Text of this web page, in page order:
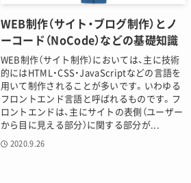
WEB制作（サイト・ブログ制作）とノ
ーコード（NoCode）などの基礎知識
WEB制作（サイト制作）においては、主に技術
的にはHTML・CSS・JavaScriptなどの言語を
用いて制作されることが多いです。いわゆる
フロントエンド言語と呼ばれるものです。フ
ロントエンドは、主にサイトの表側（ユーザー
から目に見える部分）に関する部分が...
2020.9.26